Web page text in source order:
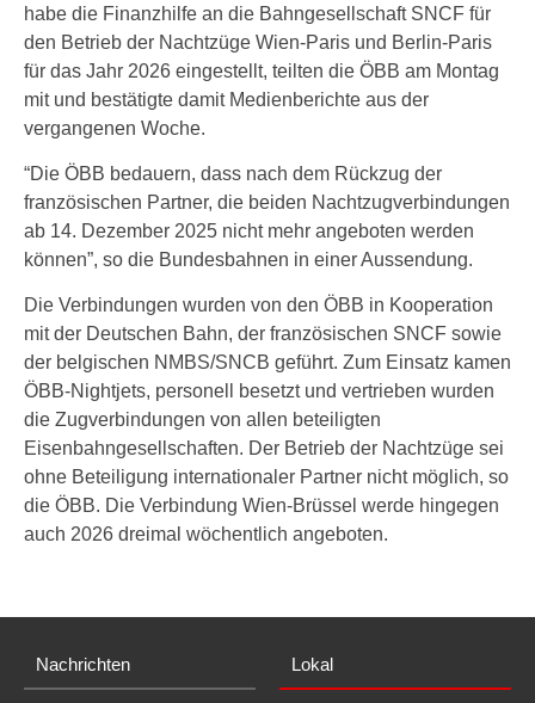
habe die Finanzhilfe an die Bahngesellschaft SNCF für
den Betrieb der Nachtzüge Wien-Paris und Berlin-Paris
für das Jahr 2026 eingestellt, teilten die ÖBB am Montag
mit und bestätigte damit Medienberichte aus der
vergangenen Woche.
“Die ÖBB bedauern, dass nach dem Rückzug der
französischen Partner, die beiden Nachtzugverbindungen
ab 14. Dezember 2025 nicht mehr angeboten werden
können”, so die Bundesbahnen in einer Aussendung.
Die Verbindungen wurden von den ÖBB in Kooperation
mit der Deutschen Bahn, der französischen SNCF sowie
der belgischen NMBS/SNCB geführt. Zum Einsatz kamen
ÖBB-Nightjets, personell besetzt und vertrieben wurden
die Zugverbindungen von allen beteiligten
Eisenbahngesellschaften. Der Betrieb der Nachtzüge sei
ohne Beteiligung internationaler Partner nicht möglich, so
die ÖBB. Die Verbindung Wien-Brüssel werde hingegen
auch 2026 dreimal wöchentlich angeboten.
Nachrichten Lokal